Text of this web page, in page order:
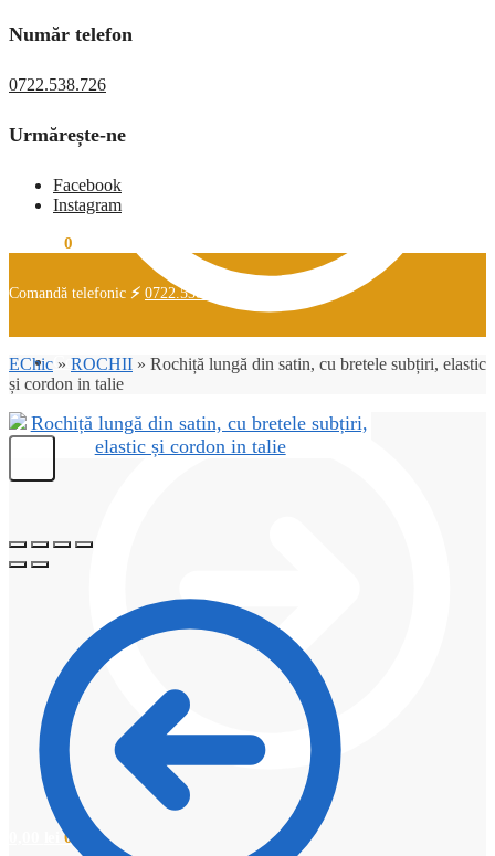
Coș
0
Număr telefon
0722.538.726
Urmărește-ne
Facebook
Instagram
0
Comandă telefonic ⚡ 0722.538.726
EChic » ROCHII » Rochiță lungă din satin, cu bretele subțiri, elastic
și cordon in talie